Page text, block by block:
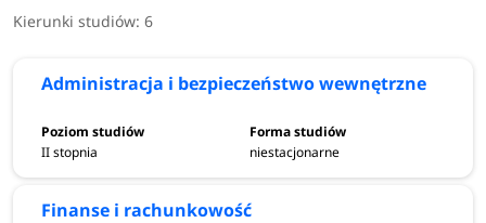
Kierunki studiów: 6
Administracja i bezpieczeństwo wewnętrzne
II stopnia niestacjonarne
Finanse i rachunkowość